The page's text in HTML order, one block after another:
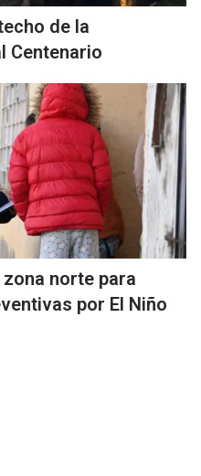
de la
Centenario
norte para
por El Niño